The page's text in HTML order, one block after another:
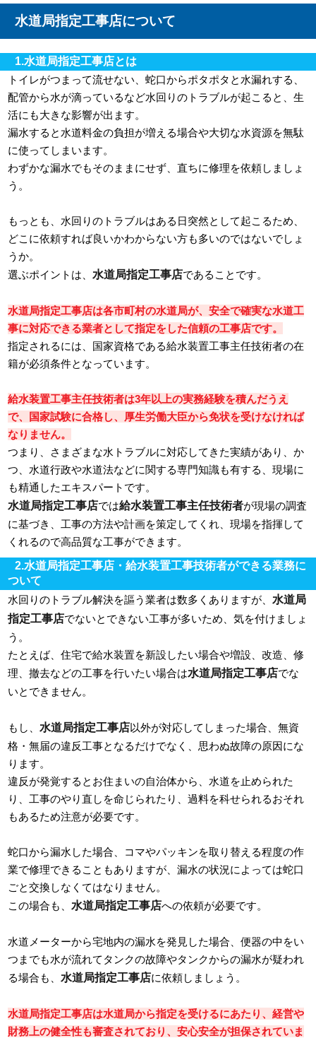
水道局指定工事店について
1.水道局指定工事店とは
トイレがつまって流せない、蛇口からポタポタと水漏れする、
配管から水が滴っているなど水回りのトラブルが起こると、生
活にも大きな影響が出ます。
漏水すると水道料金の負担が増える場合や大切な水資源を無駄
に使ってしまいます。
わずかな漏水でもそのままにせず、直ちに修理を依頼しましょ
う。
もっとも、水回りのトラブルはある日突然として起こるため、
どこに依頼すれば良いかわからない方も多いのではないでしょ
うか。
選ぶポイントは、 水道局指定工事店であることです。
水道局指定工事店は各市町村の水道局が、安全で確実な水道工
事に対応できる業者として指定をした信頼の工事店です。
指定されるには、国家資格である給水装置工事主任技術者の在
籍が必須条件となっています。
給水装置工事主任技術者は3年以上の実務経験を積んだうえ
で、国家試験に合格し、厚生労働大臣から免状を受けなければ
なりません。
つまり、さまざまな水トラブルに対応してきた実績があり、か
つ、水道行政や水道法などに関する専門知識も有する、現場に
も精通したエキスパートです。
水道局指定工事店では給水装置工事主任技術者が現場の調査
に基づき、工事の方法や計画を策定してくれ、現場を指揮して
くれるので高品質な工事ができます。
2.水道局指定工事店・給水装置工事技術者ができる業務に
ついて
水回りのトラブル解決を謳う業者は数多くありますが、 水道局
指定工事店でないとできない工事が多いため、気を付けましょ
う。
たとえば、住宅で給水装置を新設したい場合や増設、改造、修
理、撤去などの工事を行いたい場合は水道局指定工事店でな
いとできません。
もし、 水道局指定工事店以外が対応してしまった場合、無資
格・無届の違反工事となるだけでなく、思わぬ故障の原因にな
ります。
違反が発覚するとお住まいの自治体から、水道を止められた
り、工事のやり直しを命じられたり、過料を科せられるおそれ
もあるため注意が必要です。
蛇口から漏水した場合、コマやパッキンを取り替える程度の作
業で修理できることもありますが、漏水の状況によっては蛇口
ごと交換しなくてはなりません。
この場合も、 水道局指定工事店への依頼が必要です。
水道メーターから宅地内の漏水を発見した場合、便器の中をい
つまでも水が流れてタンクの故障やタンクからの漏水が疑われ
る場合も、 水道局指定工事店に依頼しましょう。
水道局指定工事店は水道局から指定を受けるにあたり、経営や
財務上の健全性も審査されており、安心安全が担保されていま